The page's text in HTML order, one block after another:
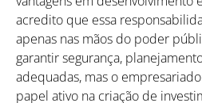
acredito que essa
apenas nas mãos do poder
garantir segurança,
adequadas, mas o
papel ativo na criação de